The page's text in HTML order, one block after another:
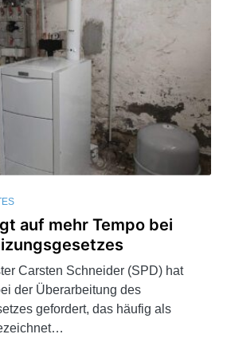
auf mehr Tempo bei
Carsten Schneider (SPD) hat
der Überarbeitung des
gefordert, das häufig als